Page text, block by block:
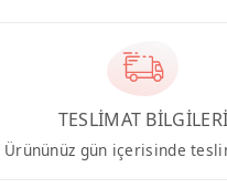
TESLİMAT BİLGİLERİ
Ürününüz gün içerisinde